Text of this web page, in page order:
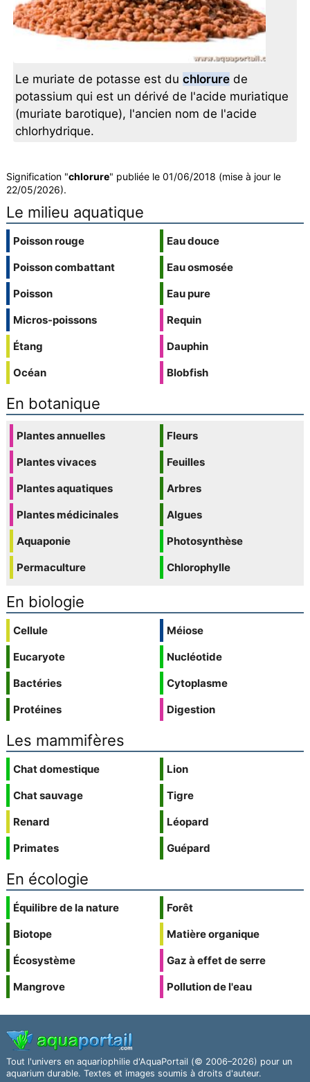
Le muriate de potasse est duchlorure de
potassium qui est un dérivé de l'acide muriatique
(muriate barotique), l'ancien nom de l'acide
chlorhydrique.
Signification "chlorure" publiée le 01/06/2018 (mise à jour le
22/05/2026).
Le milieu aquatique
Poisson rouge
Poisson combattant
Poisson
Micros-poissons
Étang
Océan
Eau douce
Eau osmosée
Eau pure
Requin
Dauphin
Blobfish
En botanique
Plantes annuelles
Plantes vivaces
Plantes aquatiques
Plantes médicinales
Aquaponie
Permaculture
Fleurs
Feuilles
Arbres
Algues
Photosynthèse
Chlorophylle
En biologie
Cellule
Eucaryote
Bactéries
Protéines
Méiose
Nucléotide
Cytoplasme
Digestion
Les mammifères
Chat domestique
Chat sauvage
Renard
Primates
Lion
Tigre
Léopard
Guépard
En écologie
Équilibre de la nature
Biotope
Écosystème
Mangrove
Forêt
Matière organique
Gaz à effet de serre
Pollution de l'eau
Tout l'univers en aquariophilie d'AquaPortail (© 2006–2026) pour un
aquarium durable. Textes et images soumis à droits d'auteur.